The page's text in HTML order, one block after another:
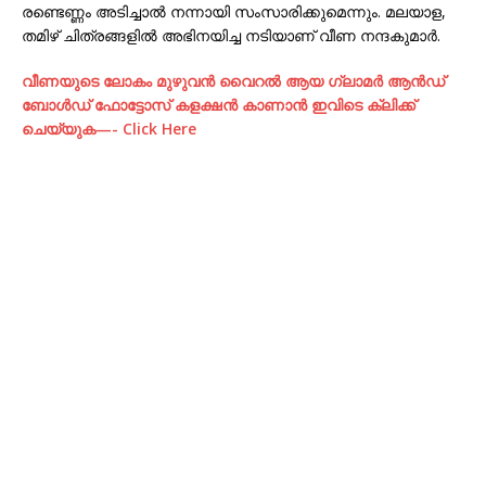
രണ്ടെണ്ണം അടിച്ചാൽ നന്നായി സംസാരിക്കുമെന്നും. മലയാള,
തമിഴ് ചിത്രങ്ങളിൽ അഭിനയിച്ച നടിയാണ് വീണ നന്ദകുമാർ.
വീണയുടെ ലോകം മുഴുവന്‍ വൈറല്‍ ആയ ഗ്ലാമര്‍ ആന്‍ഡ്‌
ബോള്‍ഡ് ഫോട്ടോസ് കളക്ഷന്‍ കാണാന്‍ ഇവിടെ ക്ലിക്ക്
ചെയ്യുക—- Click Here